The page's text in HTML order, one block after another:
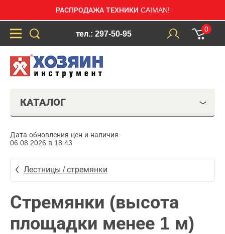
РАСПРОДАЖА ТЕХНИКИ CAIMAN!
тел.: 297-50-95
0
КАТАЛОГ
Дата обновления цен и наличия:
06.08.2026 в 18:43
Лестницы / стремянки
Стремянки (высота
площадки менее 1 м)